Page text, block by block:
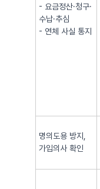
- 요금정산·청구·
수납·추심
- 연체 사실 통지
명의도용 방지,
가입의사 확인